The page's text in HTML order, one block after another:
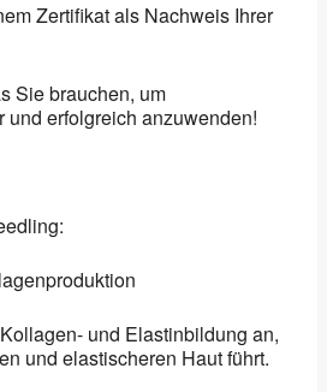
Zertifikat als Nachweis Ihrer
Sie brauchen, um
und erfolgreich anzuwenden!
und Elastinbildung an,
und elastischeren Haut führt.